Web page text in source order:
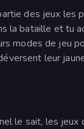
des jeux les
la bataille et tu
modes de jeu
leur
le sait, les jeux